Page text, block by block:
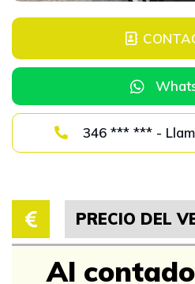
346 ***
PRECIO DEL
Al